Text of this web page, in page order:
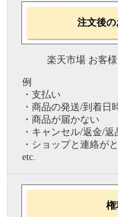
注文後
楽天市場 お客
例
・支払い
・商品の発送/到着日
・商品が届かない
・キャンセル/返金/返
・ショップと連絡が
etc.
権